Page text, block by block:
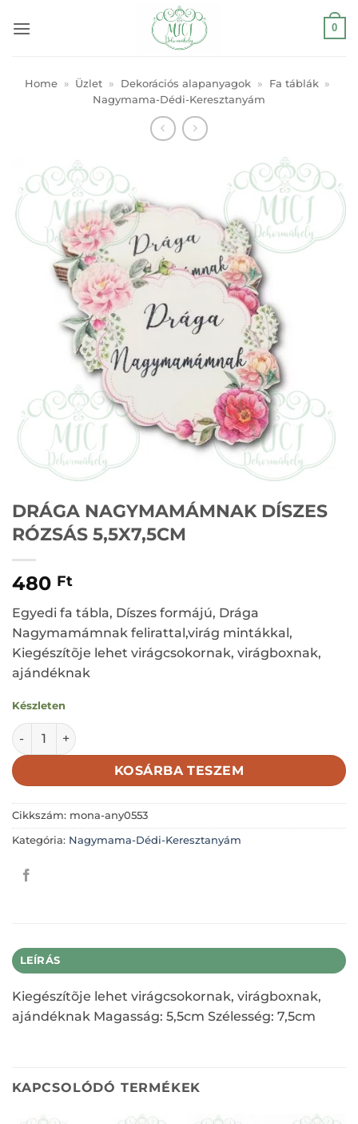
0
Home » Üzlet » Dekorációs alapanyagok » Fa táblák »
Nagymama-Dédi-Keresztanyám
DRÁGA NAGYMAMÁMNAK DÍSZES
RÓZSÁS 5,5X7,5CM
480 Ft
Egyedi fa tábla, Díszes formájú, Drága
Nagymamámnak felirattal,virág mintákkal,
Kiegészítõje lehet virágcsokornak, virágboxnak,
ajándéknak
Készleten
DRÁGA NAGYMAMÁMNAK DÍSZES RÓZSÁS 5,5X7,5CM
KOSÁRBA TESZEM
Cikkszám: mona-any0553
Kategória: Nagymama-Dédi-Keresztanyám
LEÍRÁS
Kiegészítõje lehet virágcsokornak, virágboxnak,
ajándéknak Magasság: 5,5cm Szélesség: 7,5cm
KAPCSOLÓDÓ TERMÉKEK